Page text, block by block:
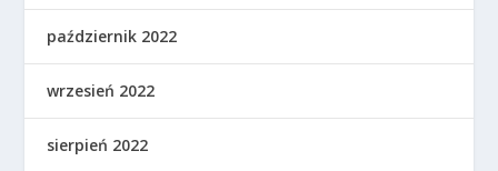
październik 2022
wrzesień 2022
sierpień 2022